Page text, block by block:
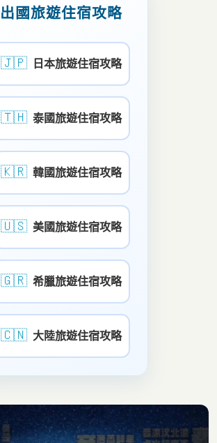
出國旅遊住宿攻略
🇯🇵 日本旅遊住宿攻略
🇹🇭 泰國旅遊住宿攻略
🇰🇷 韓國旅遊住宿攻略
🇺🇸 美國旅遊住宿攻略
🇬🇷 希臘旅遊住宿攻略
🇨🇳 大陸旅遊住宿攻略